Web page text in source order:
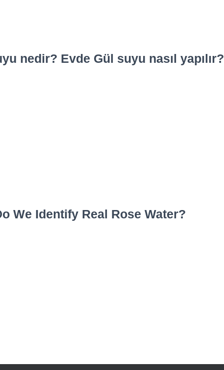
nedir? Evde Gül suyu nasıl yapılır?
We Identify Real Rose Water?